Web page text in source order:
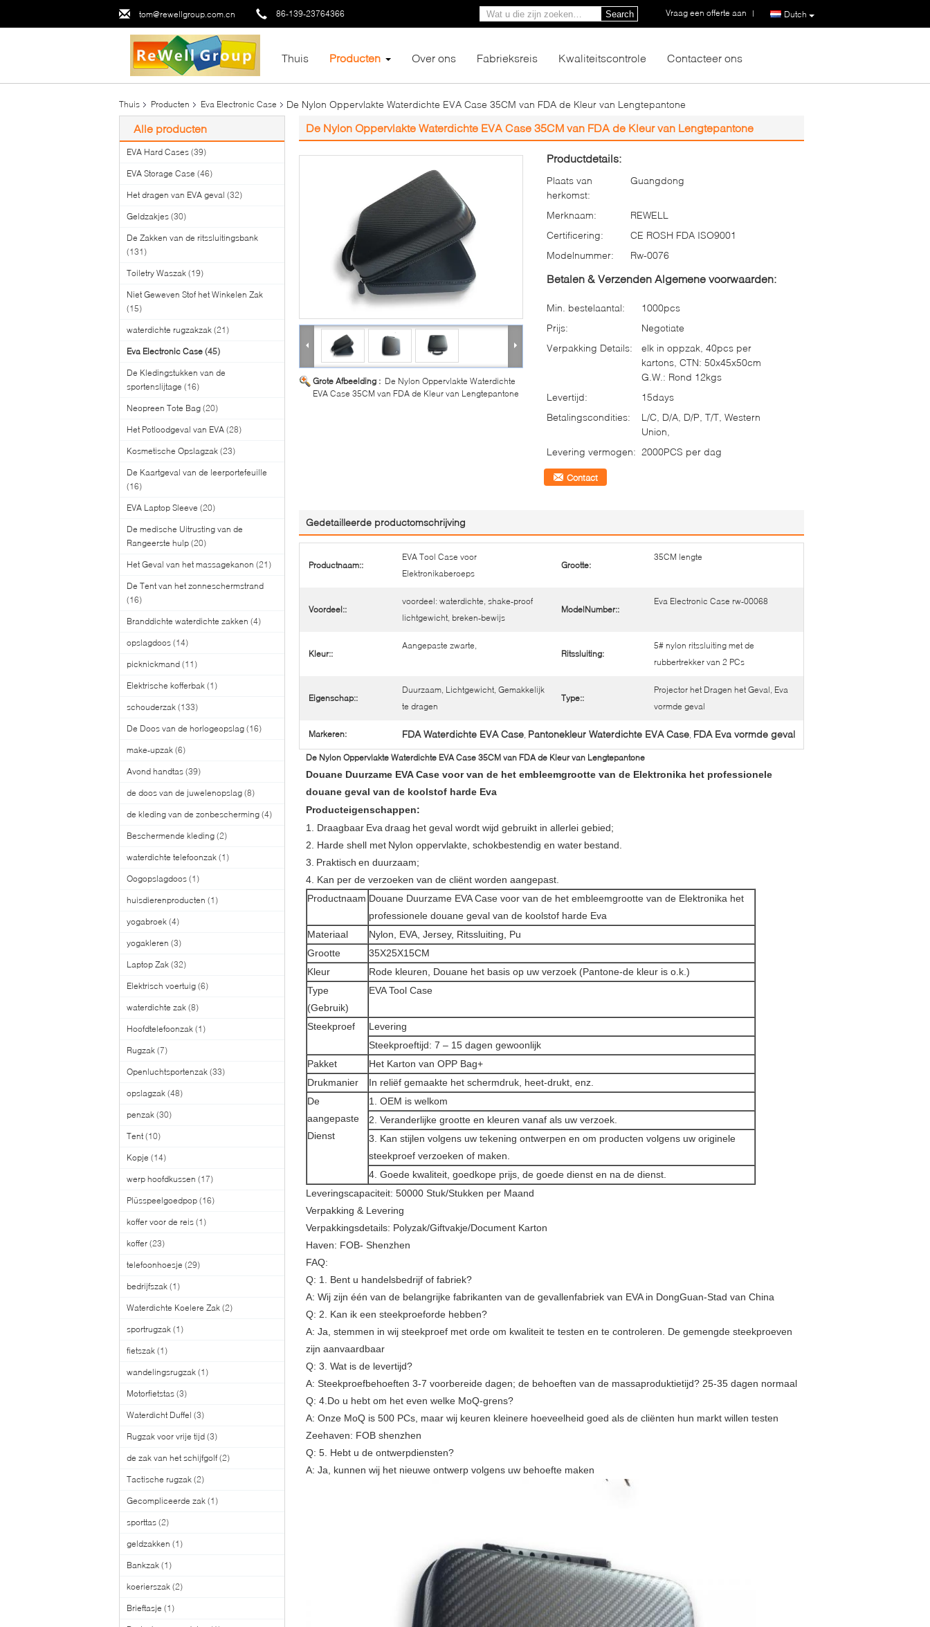
tom@rewellgroup.com.cn 86-139-23764366 Dutch
Vraag een offerte aan |
Search
Thuis Producten Over ons Fabrieksreis Kwaliteitscontrole Contacteer ons
Thuis Producten Eva Electronic Case De Nylon Oppervlakte Waterdichte EVA Case 35CM van FDA de Kleur van Lengtepantone
Alle producten
EVA Hard Cases (39)
EVA Storage Case (46)
Het dragen van EVA geval (32)
Geldzakjes (30)
De Zakken van de ritssluitingsbank
(131)
Toiletry Waszak (19)
Niet Geweven Stof het Winkelen Zak
(15)
waterdichte rugzakzak (21)
Eva Electronic Case (45)
De Kledingstukken van de
sportenslijtage (16)
Neopreen Tote Bag (20)
Het Potloodgeval van EVA (28)
Kosmetische Opslagzak (23)
De Kaartgeval van de leerportefeuille
(16)
EVA Laptop Sleeve (20)
De medische Uitrusting van de
Rangeerste hulp (20)
Het Geval van het massagekanon (21)
De Tent van het zonneschermstrand
(16)
Branddichte waterdichte zakken (4)
opslagdoos (14)
picknickmand (11)
Elektrische kofferbak (1)
schouderzak (133)
De Doos van de horlogeopslag (16)
make-upzak (6)
Avond handtas (39)
de doos van de juwelenopslag (8)
de kleding van de zonbescherming (4)
Beschermende kleding (2)
waterdichte telefoonzak (1)
Oogopslagdoos (1)
huisdierenproducten (1)
yogabroek (4)
yogakleren (3)
Laptop Zak (32)
Elektrisch voertuig (6)
waterdichte zak (8)
Hoofdtelefoonzak (1)
Rugzak (7)
Openluchtsportenzak (33)
opslagzak (48)
penzak (30)
Tent (10)
Kopje (14)
werp hoofdkussen (17)
Plüsspeelgoedpop (16)
koffer voor de reis (1)
koffer (23)
telefoonhoesje (29)
bedrijfszak (1)
Waterdichte Koelere Zak (2)
sportrugzak (1)
fietszak (1)
wandelingsrugzak (1)
Motorfietstas (3)
Waterdicht Duffel (3)
Rugzak voor vrije tijd (3)
de zak van het schijfgolf (2)
Tactische rugzak (2)
Gecompliceerde zak (1)
sporttas (2)
geldzakken (1)
Bankzak (1)
koerierszak (2)
Brieftasje (1)
De Nylon Oppervlakte Waterdichte EVA Case 35CM van FDA de Kleur van Lengtepantone
Grote Afbeelding : De Nylon Oppervlakte Waterdichte
EVA Case 35CM van FDA de Kleur van Lengtepantone
Productdetails:
Plaats van
herkomst:
Guangdong
Merknaam:
REWELL
Certificering:
CE ROSH FDA ISO9001
Modelnummer:
Rw-0076
Betalen & Verzenden Algemene voorwaarden:
Min. bestelaantal:
1000pcs
Prijs:
Negotiate
Verpakking Details:
elk in oppzak, 40pcs per
kartons, CTN: 50x45x50cm
G.W.: Rond 12kgs
Levertijd:
15days
Betalingscondities:
L/C, D/A, D/P, T/T, Western
Union,
Levering vermogen: 2000PCS per dag
Contact
Gedetailleerde productomschrijving
Productnaam::
EVA Tool Case voor
Elektronikaberoeps
Grootte:
35CM lengte
Voordeel::
voordeel: waterdichte, shake-proof
lichtgewicht, breken-bewijs
ModelNumber::
Eva Electronic Case rw-00068
Kleur::
Aangepaste zwarte,
Ritssluiting:
5# nylon ritssluiting met de
rubbertrekker van 2 PCs
Eigenschap::
Duurzaam, Lichtgewicht, Gemakkelijk
te dragen
Type::
Projector het Dragen het Geval, Eva
vormde geval
Markeren: FDA Waterdichte EVA Case, Pantonekleur Waterdichte EVA Case, FDA Eva vormde geval
De Nylon Oppervlakte Waterdichte EVA Case 35CM van FDA de Kleur van Lengtepantone
Douane Duurzame EVA Case voor van de het embleemgrootte van de Elektronika het professionele
douane geval van de koolstof harde Eva
Producteigenschappen:
1.
Draagbaar Eva draag het geval wordt wijd gebruikt in allerlei gebied;
2. Harde shell met Nylon oppervlakte, schokbestendig en water bestand.
3. Praktisch en duurzaam;
4. Kan per de verzoeken van de cliënt worden aangepast.
Productnaam Douane Duurzame EVA Case voor van de het embleemgrootte van de Elektronika het
professionele douane geval van de koolstof harde Eva
Materiaal
Nylon, EVA, Jersey, Ritssluiting, Pu
Grootte
35X25X15CM
Kleur
Rode kleuren, Douane het basis op uw verzoek (Pantone-de kleur is o.k.)
Type
(Gebruik)
EVA Tool Case
Steekproef
Levering
Steekproeftijd: 7 – 15 dagen gewoonlijk
Pakket
Het Karton van OPP Bag+
Drukmanier
In reliëf gemaakte het schermdruk, heet-drukt, enz.
De
aangepaste
Dienst
1. OEM is welkom
2. Veranderlijke grootte en kleuren vanaf als uw verzoek.
3. Kan stijlen volgens uw tekening ontwerpen en om producten volgens uw originele
steekproef verzoeken of maken.
4. Goede kwaliteit, goedkope prijs, de goede dienst en na de dienst.
Leveringscapaciteit: 50000 Stuk/Stukken per Maand
Verpakking & Levering
Verpakkingsdetails: Polyzak/Giftvakje/Document Karton
Haven: FOB- Shenzhen
FAQ:
Q: 1. Bent u handelsbedrijf of fabriek?
A: Wij zijn één van de belangrijke fabrikanten van de gevallenfabriek van EVA in DongGuan-Stad van China
Q: 2. Kan ik een steekproeforde hebben?
A: Ja, stemmen in wij steekproef met orde om kwaliteit te testen en te controleren. De gemengde steekproeven
zijn aanvaardbaar
Q: 3. Wat is de levertijd?
A: Steekproefbehoeften 3-7 voorbereide dagen; de behoeften van de massaproduktietijd? 25-35 dagen normaal
Q: 4.Do u hebt om het even welke MoQ-grens?
A: Onze MoQ is 500 PCs, maar wij keuren kleinere hoeveelheid goed als de cliënten hun markt willen testen
Zeehaven: FOB shenzhen
Q: 5. Hebt u de ontwerpdiensten?
A: Ja, kunnen wij het nieuwe ontwerp volgens uw behoefte maken